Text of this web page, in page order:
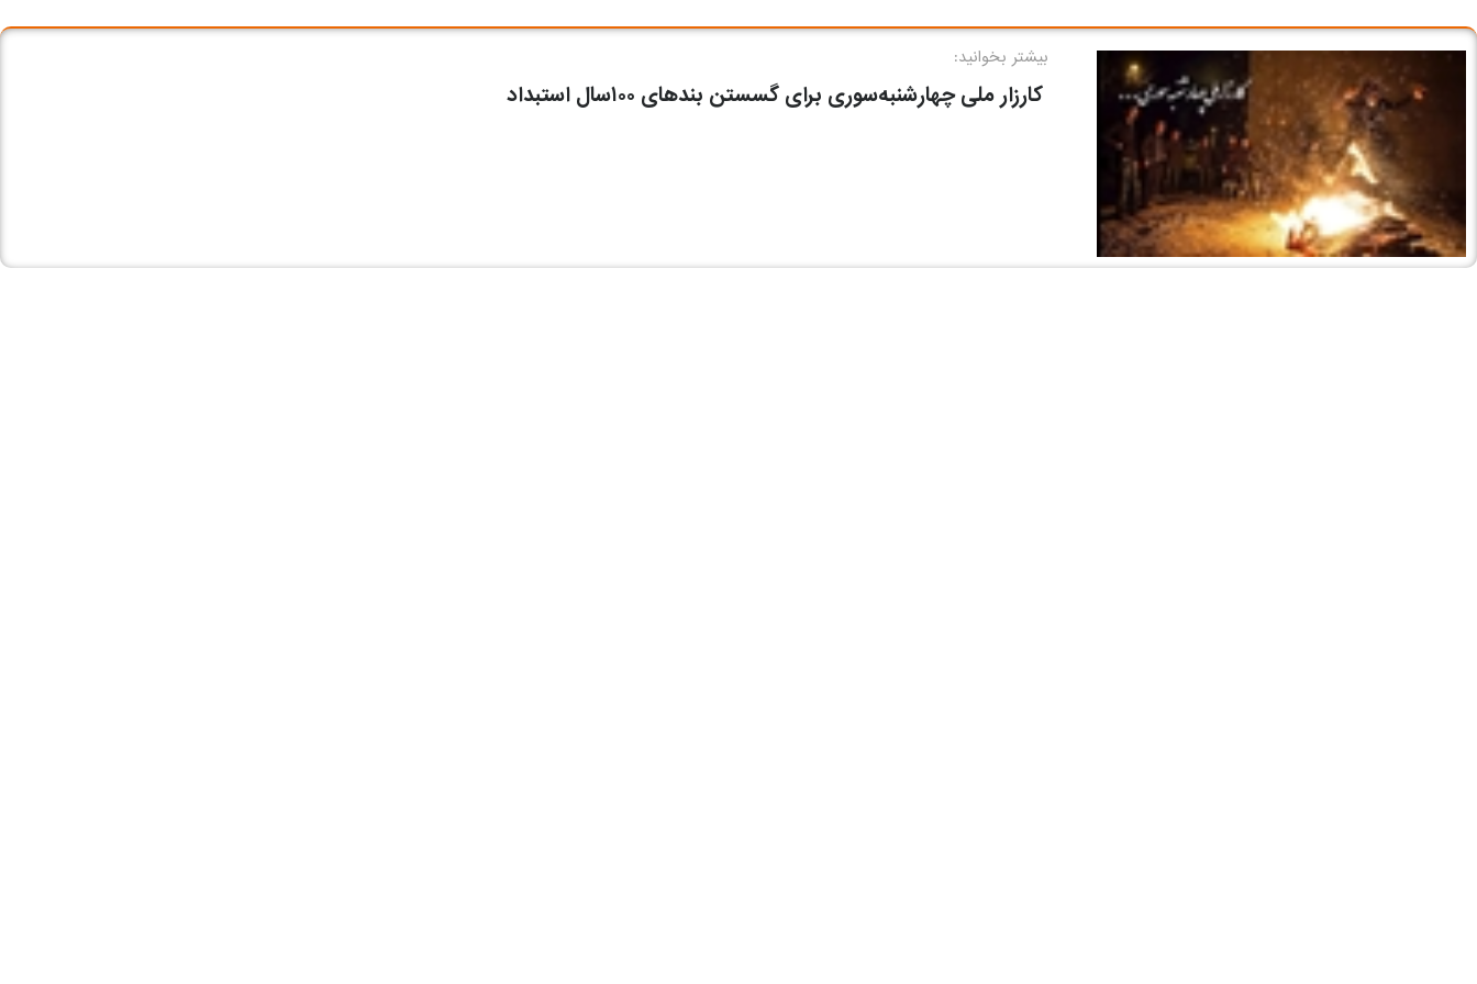
بیشتر بخوانید:
کارزار ملی چهارشنبه‌سوری برای گسستن بندهای ۱۰۰سال استبداد